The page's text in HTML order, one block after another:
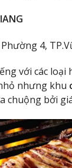
4,
với các
nhưng khu
chuộng bởi